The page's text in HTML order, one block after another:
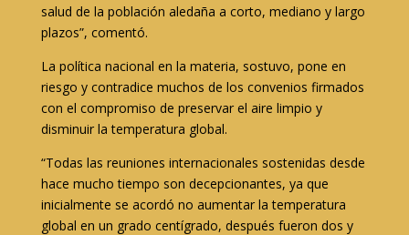
salud de la población aledaña a corto, mediano y largo
plazos”, comentó.
La política nacional en la materia, sostuvo, pone en
riesgo y contradice muchos de los convenios firmados
con el compromiso de preservar el aire limpio y
disminuir la temperatura global.
“Todas las reuniones internacionales sostenidas desde
hace mucho tiempo son decepcionantes, ya que
inicialmente se acordó no aumentar la temperatura
global en un grado centígrado, después fueron dos y